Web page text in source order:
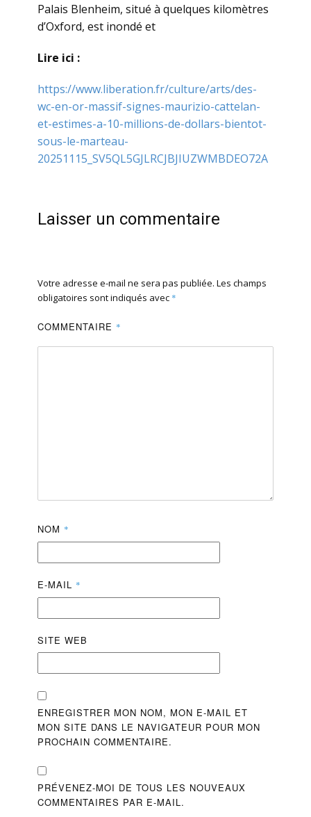
Palais Blenheim, situé à quelques kilomètres
d’Oxford, est inondé et
Lire ici :
https://www.liberation.fr/culture/arts/des-
wc-en-or-massif-signes-maurizio-cattelan-
et-estimes-a-10-millions-de-dollars-bientot-
sous-le-marteau-
20251115_SV5QL5GJLRCJBJIUZWMBDEO72A
Laisser un commentaire
Votre adresse e-mail ne sera pas publiée. Les champs
obligatoires sont indiqués avec *
COMMENTAIRE *
NOM *
E-MAIL *
SITE WEB
ENREGISTRER MON NOM, MON E-MAIL ET
MON SITE DANS LE NAVIGATEUR POUR MON
PROCHAIN COMMENTAIRE.
PRÉVENEZ-MOI DE TOUS LES NOUVEAUX
COMMENTAIRES PAR E-MAIL.